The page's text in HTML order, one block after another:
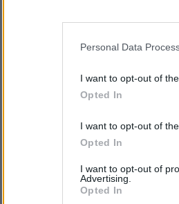
Personal Data
I want to opt-out of
Opted In
I want to opt-out of
Opted In
I want to opt-out of
Advertising.
Opted In